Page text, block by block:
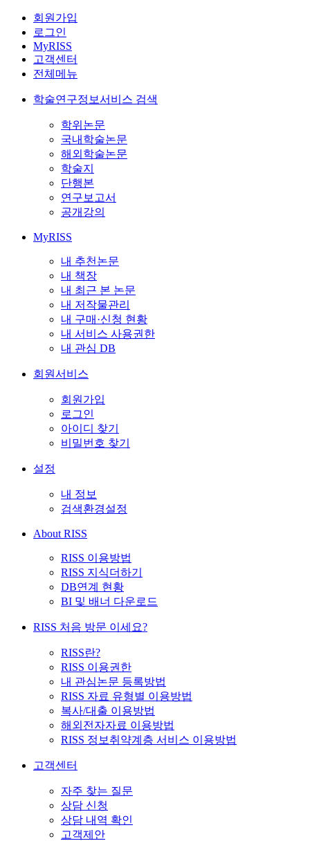
회원가입
로그인
MyRISS
고객센터
전체메뉴
학술연구정보서비스 검색
학위논문
국내학술논문
해외학술논문
학술지
단행본
연구보고서
공개강의
MyRISS
내 추천논문
내 책장
내 최근 본 논문
내 저작물관리
내 구매·신청 현황
내 서비스 사용권한
내 관심 DB
회원서비스
회원가입
로그인
아이디 찾기
비밀번호 찾기
설정
내 정보
검색환경설정
About RISS
RISS 이용방법
RISS 지식더하기
DB연계 현황
BI 및 배너 다운로드
RISS 처음 방문 이세요?
RISS란?
RISS 이용권한
내 관심논문 등록방법
RISS 자료 유형별 이용방법
복사/대출 이용방법
해외전자자료 이용방법
RISS 정보취약계층 서비스 이용방법
고객센터
자주 찾는 질문
상담 신청
상담 내역 확인
고객제안